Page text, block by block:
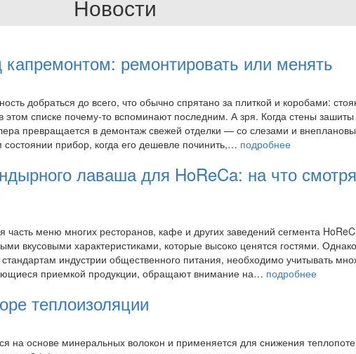
Новости
капремонтом: ремонтировать или менять
добраться до всего, что обычно спрятано за плиткой и коробами:
этом списке почему-то вспоминают последним. А зря. Когда стены
превращается в демонтаж свежей отделки — со слезами и
прибор, когда его дешевле починить,… подробнее
лаваша для HoReCa: на что
меню многих ресторанов, кафе и других заведений сегмента
вкусовыми характеристиками, которые высоко ценятся гостями.
индустрии общественного питания, необходимо учитывать
приемкой продукции, обращают внимание на… подробнее
теплоизоляции
на основе минеральных волокон и применяется для снижения